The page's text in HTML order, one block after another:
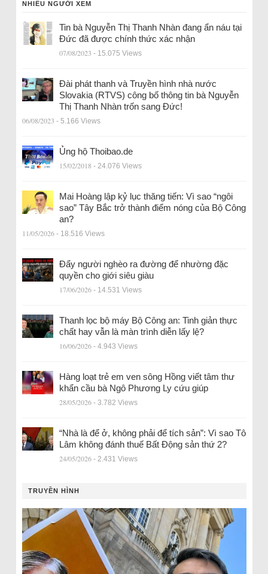
NHIỀU NGƯỜI XEM
Tin bà Nguyễn Thị Thanh Nhàn đang ẩn náu tại
Đức đã được chính thức xác nhận
07/08/2023 - 15.075 Views
Đài phát thanh và Truyền hình nhà nước
Slovakia (RTVS) công bố thông tin bà Nguyễn
Thị Thanh Nhàn trốn sang Đức!
06/08/2023 - 5.166 Views
Ủng hộ Thoibao.de
15/02/2018 - 24.076 Views
Mai Hoàng lập kỷ lục thăng tiến: Vì sao “ngôi
sao” Tây Bắc trở thành điểm nóng của Bộ Công
an?
11/05/2026 - 18.516 Views
Đẩy người nghèo ra đường để nhường đặc
quyền cho giới siêu giàu
17/06/2026 - 14.531 Views
Thanh lọc bộ máy Bộ Công an: Tinh giản thực
chất hay vẫn là màn trình diễn lấy lệ?
16/06/2026 - 4.943 Views
Hàng loạt trẻ em ven sông Hồng viết tâm thư
khẩn cầu bà Ngô Phương Ly cứu giúp
28/05/2026 - 3.782 Views
“Nhà là để ở, không phải để tích sản”: Vì sao Tô
Lâm không đánh thuế Bất Động sản thứ 2?
24/05/2026 - 2.431 Views
TRUYỀN HÌNH